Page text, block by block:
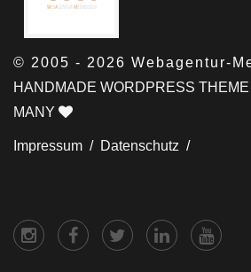
© 2005 - 2026 Webagentur-
HANDMADE WORDPRESS THEME
MANY
Impressum / Datenschutz /